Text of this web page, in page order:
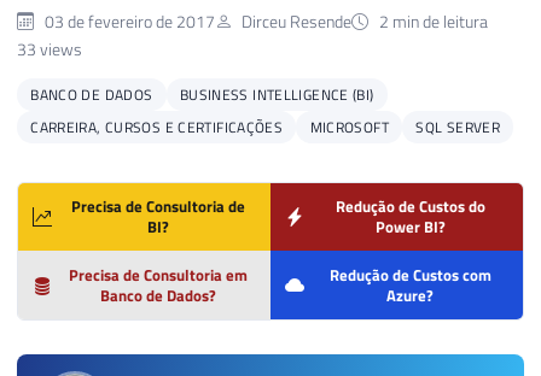
03 de fevereiro de 2017 Dirceu Resende
2 min de leitura
33 views
BANCO DE DADOS
BUSINESS INTELLIGENCE (BI)
CARREIRA, CURSOS E CERTIFICAÇÕES
MICROSOFT SQL SERVER
Precisa de Consultoria de
BI?
Redução de Custos do
Power BI?
Precisa de Consultoria em
Banco de Dados?
Redução de Custos com
Azure?